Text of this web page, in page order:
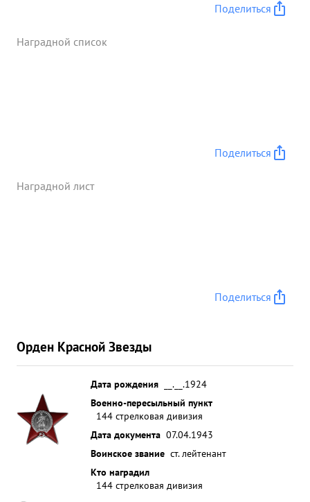
Поделиться
Наградной список
Поделиться
Наградной лист
Поделиться
Орден Красной Звезды
Дата рождения
__.__.1924
Военно-пересыльный пункт
144 стрелковая дивизия
Дата документа 07.04.1943
Воинское звание ст. лейтенант
Кто наградил
144 стрелковая дивизия